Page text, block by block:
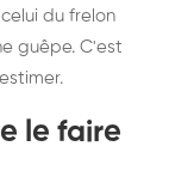
du frelon
guêpe. C'est
le faire